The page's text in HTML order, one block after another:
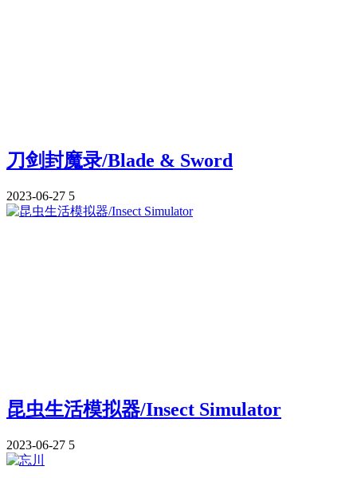
刀剑封魔录/Blade & Sword
2023-06-27 5
昆虫生活模拟器/Insect Simulator
2023-06-27 5